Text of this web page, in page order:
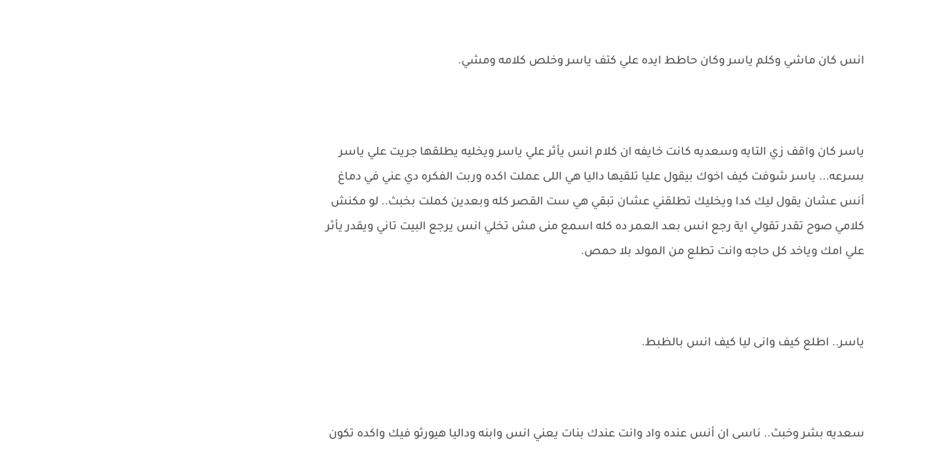
انس كان ماشي وكلم ياسر وكان حاطط ايده علي كتف ياسر وخلص كلامه ومشي.
ياسر كان واقف زي التايه وسعديه كانت خايفه ان كلام انس يأثر علي ياسر ويخليه يطلقها جريت علي ياسر
بسرعه... ياسر شوفت كيف اخوك بيقول عليا تلقيها داليا هي اللى عملت اكده وربت الفكره دي عني في دماغ
أنس عشان يقول ليك كدا ويخليك تطلقني عشان تبقي هي ست القصر كله وبعدين كملت بخبث.. لو مكنش
كلامي صوح تقدر تقولي اية رجع انس بعد العمر ده كله اسمع منى مش تخلي انس يرجع البيت تاني ويقدر يأثر
علي امك وياخد كل حاجه وانت تطلع من المولد بلا حمص.
ياسر.. اطلع كيف وانى ليا كيف انس بالظبط.
سعديه بشر وخبث.. ناسى ان أنس عنده واد وانت عندك بنات يعني انس وابنه وداليا هيورثو فيك واكده تكون